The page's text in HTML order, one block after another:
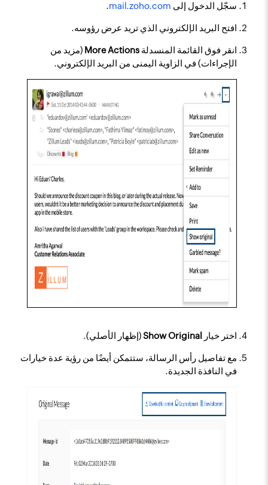
سجّل الدخول إلى mail.zoho.com
.
افتح البريد الإلكتروني الذي تريد عرض رؤوسه.
انقر فوق القائمة المنسدلةMore Actions (مزيد من
الإجراءات) في الزاوية اليمنى من البريد الإلكتروني.
اختر خيار Show Original(إظهار الأصلي).
مع تفاصيل رأس الرسالة، ستتمكن أيضًا من رؤية عدة خيارات
في النافذة الجديدة.